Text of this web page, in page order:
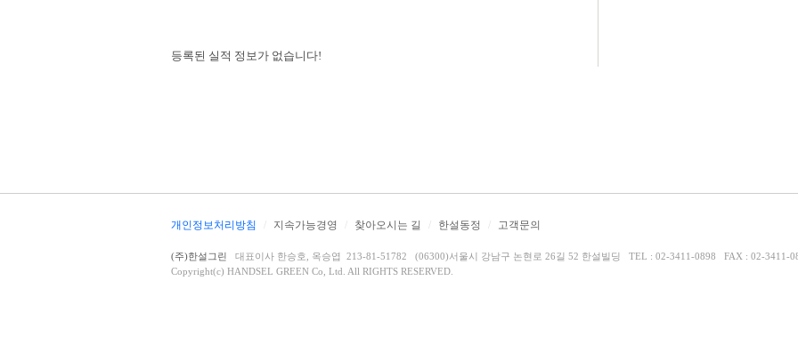
등록된 실적 정보가 없습니다!
개인정보처리방침 지속가능경영 찾아오시는 길 한설동정 고객문의
(주)한설그린 대표이사 한승호, 옥승엽 213-81-51782 (06300)서울시 강남구 논현로 26길 52 한설빌딩 TEL : 02-3411-0898 FAX : 02-3411-
Copyright(c) HANDSEL GREEN Co, Ltd. All RIGHTS RESERVED.